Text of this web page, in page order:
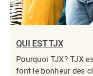
QUI EST TJX
Pourquoi TJX? TJX
font le bonheur des